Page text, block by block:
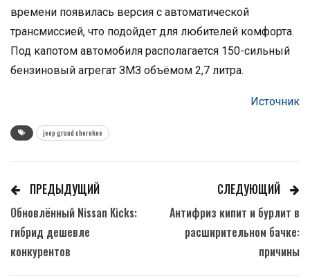
времени появилась версия с автоматической
трансмиссией, что подойдет для любителей комфорта.
Под капотом автомобиля располагается 150-сильный
бензиновый агрегат ЗМЗ объёмом 2,7 литра.
Источник
jeep grand cherokee
ПРЕДЫДУЩИЙ
Обновлённый Nissan Kicks:
гибрид дешевле
конкурентов
СЛЕДУЮЩИЙ
Антифриз кипит и бурлит в
расширительном бачке:
причины